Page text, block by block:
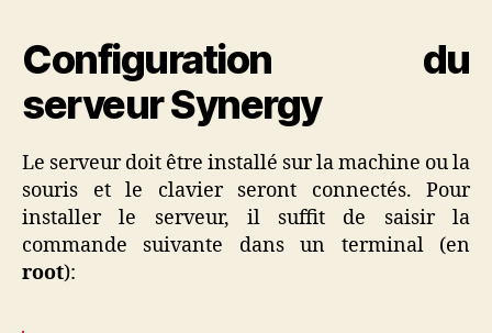
Configuration du
serveur Synergy
Le serveur doit être installé sur la machine ou la
souris et le clavier seront connectés. Pour
installer le serveur, il suffit de saisir la
commande suivante dans un terminal (en
root):